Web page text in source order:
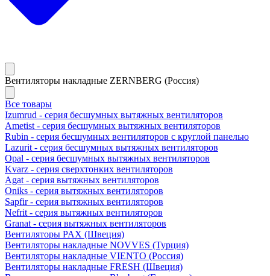
Вентиляторы накладные ZERNBERG (Россия)
Все товары
Izumrud - серия бесшумных вытяжных вентиляторов
Ametist - серия бесшумных вытяжных вентиляторов
Rubin - серия бесшумных вентиляторов с круглой панелью
Lazurit - серия бесшумных вытяжных вентиляторов
Opal - серия бесшумных вытяжных вентиляторов
Kvarz - серия сверхтонких вентиляторов
Agat - серия вытяжных вентиляторов
Oniks - серия вытяжных вентиляторов
Sapfir - серия вытяжных вентиляторов
Nefrit - серия вытяжных вентиляторов
Granat - серия вытяжных вентиляторов
Вентиляторы PAX (Швеция)
Вентиляторы накладные NOVVES (Турция)
Вентиляторы накладные VIENTO (Россия)
Вентиляторы накладные FRESH (Швеция)